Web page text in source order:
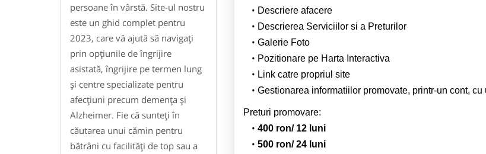
persoane în vârstă. Site-ul nostru
este un ghid complet pentru
2023, care vă ajută să navigați
prin opțiunile de îngrijire
asistată, îngrijire pe termen lung
și centre specializate pentru
afecțiuni precum demența și
Alzheimer. Fie că sunteți în
căutarea unui cămin pentru
bătrâni cu facilități de top sau a
Descriere afacere
Descrierea Serviciilor si a Preturilor
Galerie Foto
Pozitionare pe Harta Interactiva
Link catre propriul site
Gestionarea informatiilor promovate, printr-un cont, cu
Preturi promovare:
400 ron/ 12 luni
500 ron/ 24 luni